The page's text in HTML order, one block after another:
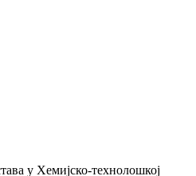
у Хемијско-технолошкој